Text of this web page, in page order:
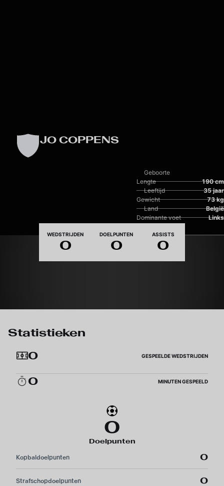
JO COPPENS
Lengte 190 cm
Gewicht 73 kg
Dominante voet Links
Geboorte
Leeftijd 35 jaar
Land België
WEDSTRIJDEN
0
DOELPUNTEN
0
ASSISTS
0
Statistieken
0
GESPEELDE WEDSTRIJDEN
0 MINUTEN GESPEELD
0
Doelpunten
Kopbaldoelpunten 0
Strafschopdoelpunten 0